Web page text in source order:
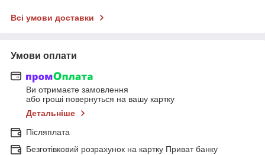
Всі умови доставки
Умови оплати
Ви отримаєте замовлення
або гроші повернуться на вашу картку
Детальніше
Післяплата
Безготівковий розрахунок на картку Приват банку